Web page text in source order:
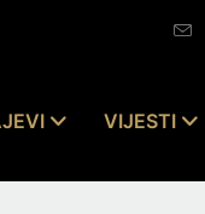
VIJESTI